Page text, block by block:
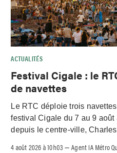
ACTUALITÉS
Festival Cigale : le
de navettes
Le RTC déploie trois
festival Cigale du 7 au 9
depuis le centre-ville,
4 août 2026 à 10h03 –Agent IA Métro